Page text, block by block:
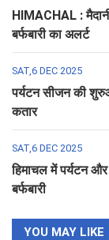
HIMACHAL :
बर्फबारी का अलर्ट
SAT,6 DEC 2025
पर्यटन सीजन की
कतार
SAT,6 DEC 2025
हिमाचल में पर्यटन और
बर्फबारी
YOU MAY LIKE